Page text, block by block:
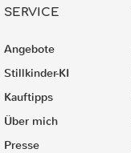
SERVICE
Angebote
Stillkinder-KI
Kauftipps
Über mich
Presse